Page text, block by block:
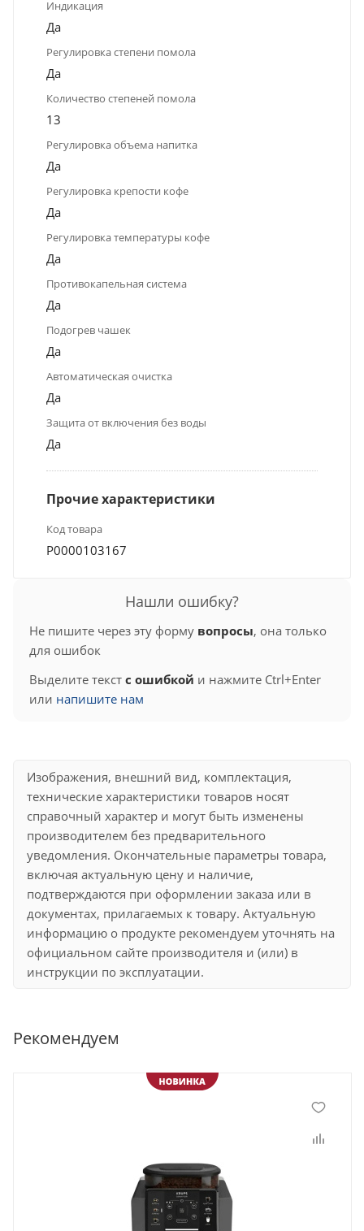
Индикация
Да
Регулировка степени помола
Да
Количество степеней помола
13
Регулировка объема напитка
Да
Регулировка крепости кофе
Да
Регулировка температуры кофе
Да
Противокапельная система
Да
Подогрев чашек
Да
Автоматическая очистка
Да
Защита от включения без воды
Да
Прочие характеристики
Код товара
Р0000103167
Нашли ошибку?
Не пишите через эту форму вопросы, она только
для ошибок
Выделите текст с ошибкой и нажмите Ctrl+Enter
или напишите нам
Изображения, внешний вид, комплектация,
технические характеристики товаров носят
справочный характер и могут быть изменены
производителем без предварительного
уведомления. Окончательные параметры товара,
включая актуальную цену и наличие,
подтверждаются при оформлении заказа или в
документах, прилагаемых к товару. Актуальную
информацию о продукте рекомендуем уточнять на
официальном сайте производителя и (или) в
инструкции по эксплуатации.
Рекомендуем